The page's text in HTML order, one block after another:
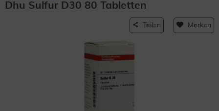
Dhu Sulfur D30 80 Tabletten
Teilen Merken